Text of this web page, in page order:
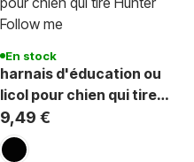
En stock
harnais d'éducation ou
licol pour chien qui tire
en laisse Hunter Follow
Me
9,49 €
noir